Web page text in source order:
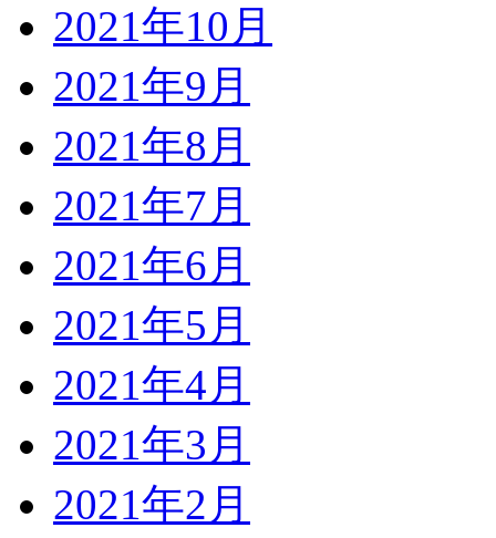
2021年10月
2021年9月
2021年8月
2021年7月
2021年6月
2021年5月
2021年4月
2021年3月
2021年2月